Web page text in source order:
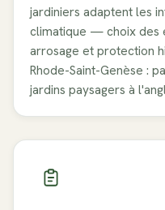
jardiniers adaptent les
climatique — choix des
arrosage et protection
Rhode-Saint-Genèse :
jardins paysagers à